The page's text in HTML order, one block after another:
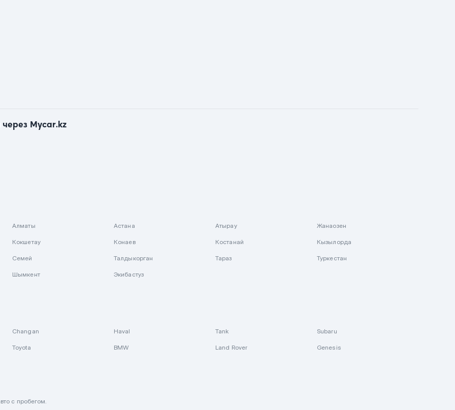
через Mycar.kz
Алматы Астана Атырау Жанаозен
Кокшетау Конаев Костанай Кызылорда
Семей Талдыкорган Тараз Туркестан
Шымкент Экибастуз
Changan Haval Tank Subaru
Toyota BMW Land Rover Genesis
с пробегом.